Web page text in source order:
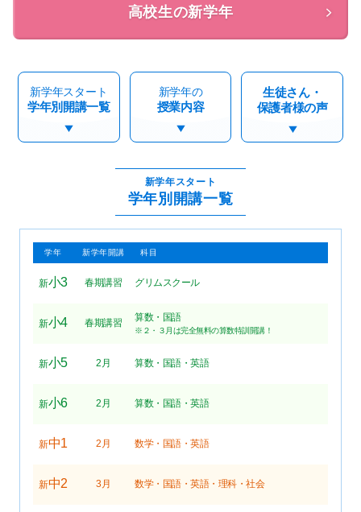
高校生の新学年
新学年スタート
学年別開講一覧
新学年の
授業内容
生徒さん・
保護者様の声
新学年スタート
学年別開講一覧
学年 新学年開講 科目
新小3 春期講習 グリムスクール
新小4 春期講習 算数・国語
※２・３月は完全無料の算数特訓開講！
新小5 2月 算数・国語・英語
新小6 2月 算数・国語・英語
新中1 2月 数学・国語・英語
新中2 3月 数学・国語・英語・理科・社会